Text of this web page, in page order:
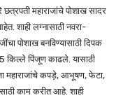
महाराजांचे पोशाख सादर
शाही लग्नासाठी नवरा-
पोशाख बनविण्यासाठी दिपक
किल्ले पिंजूण काढले. यासाठी
महाराजांचे कपड़े, आभूषण, फेटा,
काम करीत आहे. शाही